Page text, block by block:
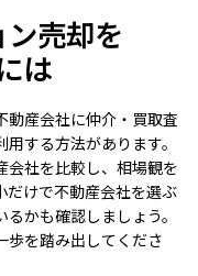
売却を
は
動産会社に仲介・買取査
する方法があります。
会社を比較し、相場観を
だけで不動産会社を選ぶ
かも確認しましょう。
歩を踏み出してくださ